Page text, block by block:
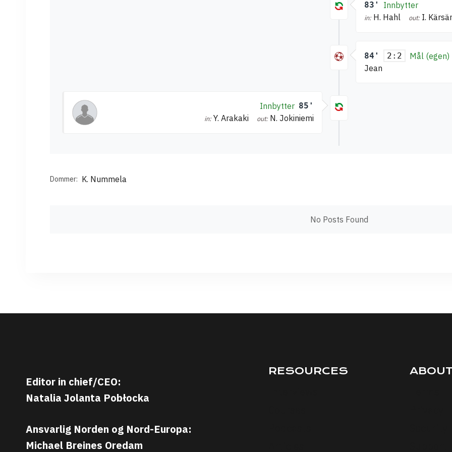
83' Innbytter
in: H. Hahl out: I.
84' 2:2
Mål (egen)
Jean
Innbytter 85'
in: Y. Arakaki out: N. Jokiniemi
Dommer: K. Nummela
No Posts Found
Editor in chief/CEO:
Natalia Jolanta Pobłocka
Ansvarlig Norden og Nord-Europa:
Michael Breines Oredam
RESOURCES